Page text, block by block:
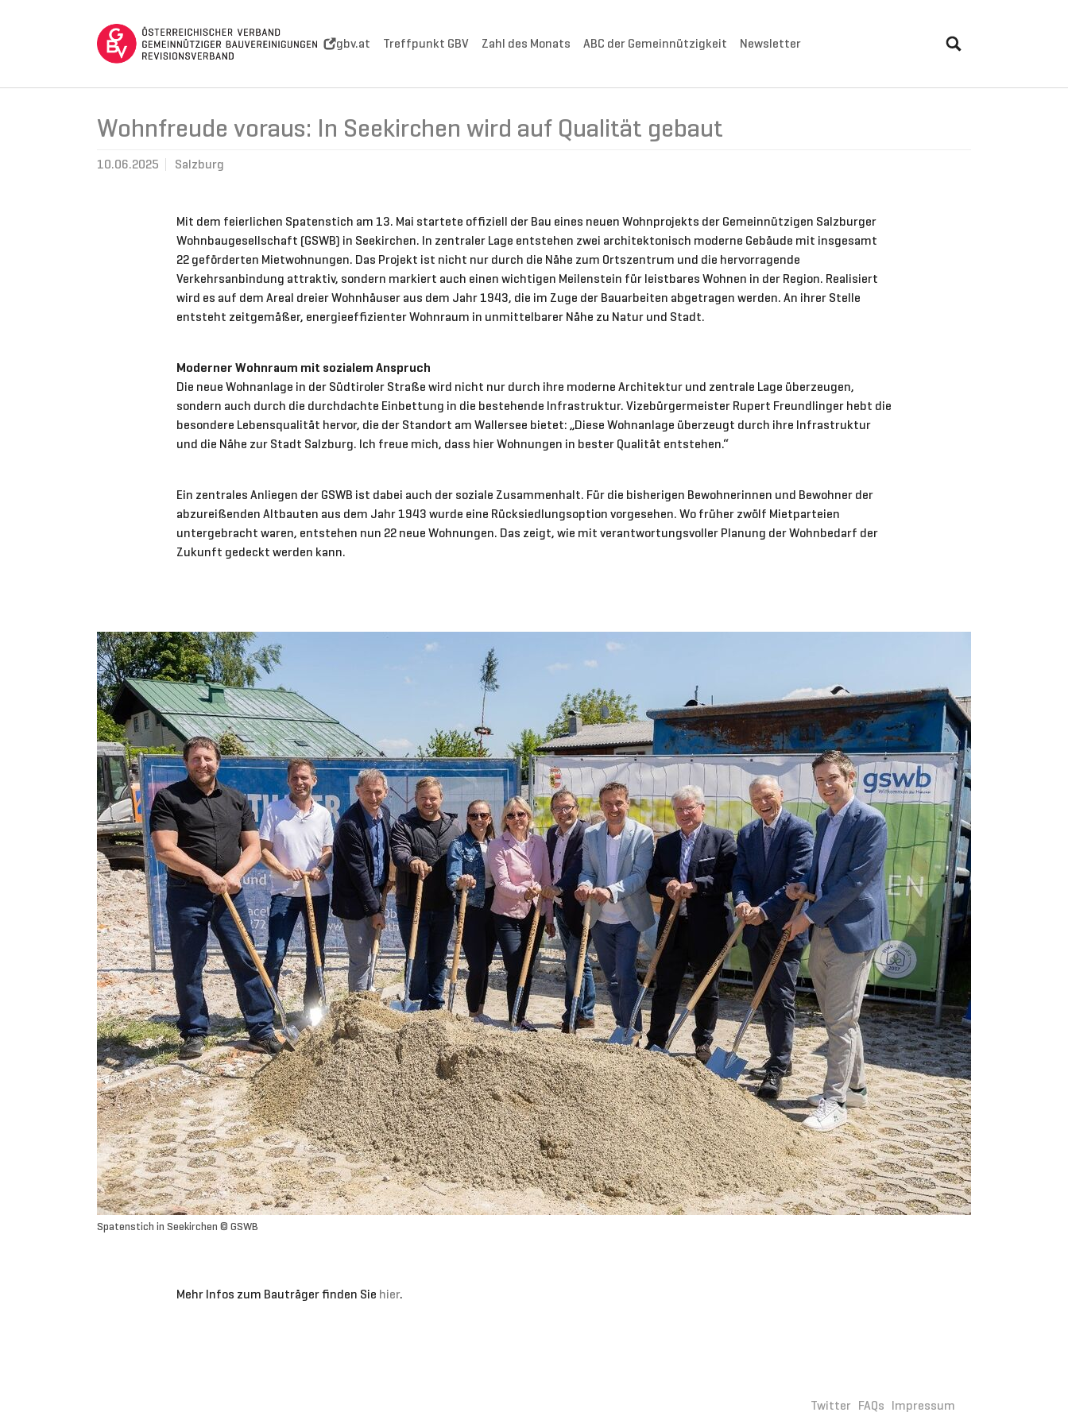
gbv.at Treffpunkt GBV Zahl des Monats ABC der Gemeinnützigkeit Newsletter
Wohnfreude voraus: In Seekirchen wird auf Qualität gebaut
10.06.2025 Salzburg
Mit dem feierlichen Spatenstich am 13. Mai startete offiziell der Bau eines neuen Wohnprojekts der Gemeinnützigen Salzburger
Wohnbaugesellschaft (GSWB) in Seekirchen. In zentraler Lage entstehen zwei architektonisch moderne Gebäude mit insgesamt
22 geförderten Mietwohnungen. Das Projekt ist nicht nur durch die Nähe zum Ortszentrum und die hervorragende
Verkehrsanbindung attraktiv, sondern markiert auch einen wichtigen Meilenstein für leistbares Wohnen in der Region. Realisiert
wird es auf dem Areal dreier Wohnhäuser aus dem Jahr 1943, die im Zuge der Bauarbeiten abgetragen werden. An ihrer Stelle
entsteht zeitgemäßer, energieeffizienter Wohnraum in unmittelbarer Nähe zu Natur und Stadt.
Moderner Wohnraum mit sozialem Anspruch
Die neue Wohnanlage in der Südtiroler Straße wird nicht nur durch ihre moderne Architektur und zentrale Lage überzeugen,
sondern auch durch die durchdachte Einbettung in die bestehende Infrastruktur. Vizebürgermeister Rupert Freundlinger hebt die
besondere Lebensqualität hervor, die der Standort am Wallersee bietet: „Diese Wohnanlage überzeugt durch ihre Infrastruktur
und die Nähe zur Stadt Salzburg. Ich freue mich, dass hier Wohnungen in bester Qualität entstehen.“
Ein zentrales Anliegen der GSWB ist dabei auch der soziale Zusammenhalt. Für die bisherigen Bewohnerinnen und Bewohner der
abzureißenden Altbauten aus dem Jahr 1943 wurde eine Rücksiedlungsoption vorgesehen. Wo früher zwölf Mietparteien
untergebracht waren, entstehen nun 22 neue Wohnungen. Das zeigt, wie mit verantwortungsvoller Planung der Wohnbedarf der
Zukunft gedeckt werden kann.
Spatenstich in Seekirchen © GSWB
Mehr Infos zum Bauträger finden Sie hier.
Twitter FAQs Impressum